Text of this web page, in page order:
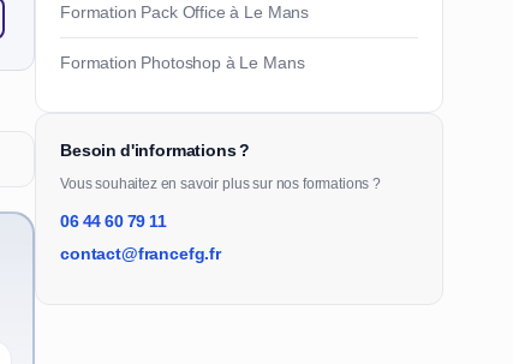
Formation Pack Office à Le Mans
Formation Photoshop à Le Mans
Besoin d'informations ?
Vous souhaitez en savoir plus sur nos formations ?
06 44 60 79 11
contact@francefg.fr